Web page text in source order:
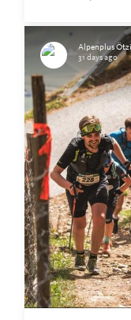
Alpenplus
31 days ago